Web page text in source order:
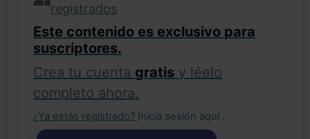
registrados
Este contenido es exclusivo para
suscriptores.
Crea tu cuenta gratis y léelo
completo ahora.
¿Ya estás registrado? Inicia sesión aquí .